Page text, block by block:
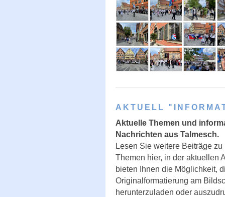
AKTUELL
Aktuelle Themen und
Nachrichten aus Talmesch.
Lesen Sie weitere Beiträge zu
Themen hier, in der aktuellen
bieten Ihnen die Möglichkeit,
Originalformatierung am
herunterzuladen oder